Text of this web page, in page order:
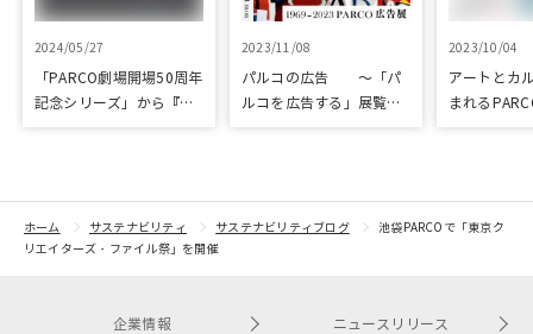
2024/05/27
「PARCO劇場開場50周年
記念シリーズ」から『ラ
2023/11/08
パルコの広告 ～「パ
ルコを広告する」展覧会
2023/10/04
アートとカ
まれる
ホーム サステナビリティ サステナビリティブログ
池袋PARCOで「東京ク
リエイターズ・ファイル祭」を開催
企業情報 ニュースリリース